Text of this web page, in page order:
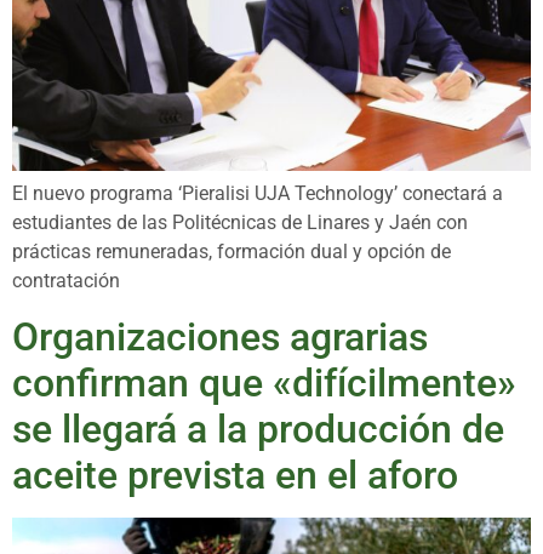
El nuevo programa ‘Pieralisi UJA Technology’ conectará a
estudiantes de las Politécnicas de Linares y Jaén con
prácticas remuneradas, formación dual y opción de
contratación
Organizaciones agrarias
confirman que «difícilmente»
se llegará a la producción de
aceite prevista en el aforo